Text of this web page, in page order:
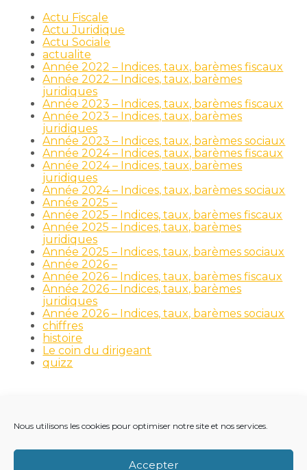
Nous utilisons les cookies pour optimiser notre site et nos services.
Accepter
Actu Fiscale
Actu Juridique
Actu Sociale
actualite
Année 2022 – Indices, taux, barèmes fiscaux
Année 2022 – Indices, taux, barèmes
juridiques
Année 2023 – Indices, taux, barèmes fiscaux
Année 2023 – Indices, taux, barèmes
juridiques
Année 2023 – Indices, taux, barèmes sociaux
Année 2024 – Indices, taux, barèmes fiscaux
Année 2024 – Indices, taux, barèmes
juridiques
Année 2024 – Indices, taux, barèmes sociaux
Année 2025 –
Année 2025 – Indices, taux, barèmes fiscaux
Année 2025 – Indices, taux, barèmes
juridiques
Année 2025 – Indices, taux, barèmes sociaux
Année 2026 –
Année 2026 – Indices, taux, barèmes fiscaux
Année 2026 – Indices, taux, barèmes
juridiques
Année 2026 – Indices, taux, barèmes sociaux
chiffres
histoire
Le coin du dirigeant
quizz
Principale
RECRUTEMENT
NOTRE ACTUALITÉ